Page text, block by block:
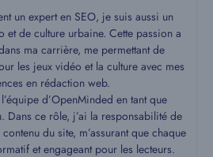
un expert en SEO, je suis aussi un
et de culture urbaine. Cette passion a
ma carrière, me permettant de
les jeux vidéo et la culture avec mes
en rédaction web.
d’OpenMinded en tant que
Dans ce rôle, j’ai la responsabilité de
du site, m’assurant que chaque
et engageant pour les lecteurs.